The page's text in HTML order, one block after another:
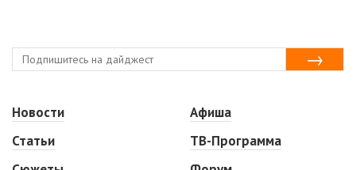
Новости
Статьи
Афиша
ТВ-Программа